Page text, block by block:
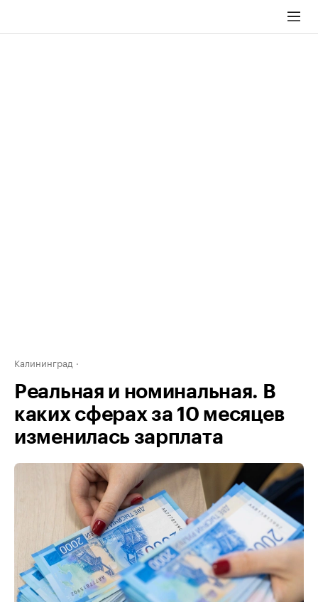
Калининград
Реальная и номинальная. В
каких сферах за 10 месяцев
изменилась зарплата